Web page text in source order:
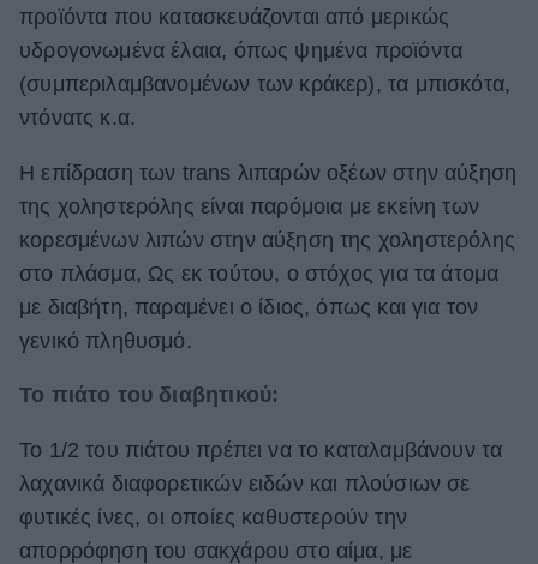
προϊόντα που κατασκευάζονται από μερικώς
υδρογονωμένα έλαια, όπως ψημένα προϊόντα
(συμπεριλαμβανομένων των κράκερ), τα μπισκότα,
ντόνατς κ.α.
Η επίδραση των trans λιπαρών οξέων στην αύξηση
της χοληστερόλης είναι παρόμοια με εκείνη των
κορεσμένων λιπών στην αύξηση της χοληστερόλης
στο πλάσμα, Ως εκ τούτου, ο στόχος για τα άτομα
με διαβήτη, παραμένει ο ίδιος, όπως και για τον
γενικό πληθυσμό.
Το πιάτο του διαβητικού:
Το 1/2 του πιάτου πρέπει να το καταλαμβάνουν τα
λαχανικά διαφορετικών ειδών και πλούσιων σε
φυτικές ίνες, οι οποίες καθυστερούν την
απορρόφηση του σακχάρου στο αίμα, με